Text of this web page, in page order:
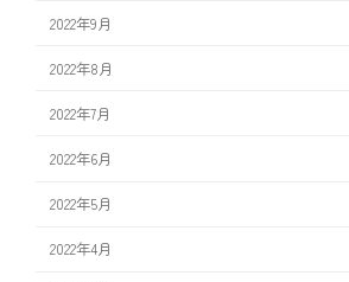
2022年9月
2022年8月
2022年7月
2022年6月
2022年5月
2022年4月